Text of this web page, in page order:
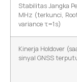
Stabilitas Jangka
MHz (terkunci,
variance τ=1s)
Kinerja Holdover
sinyal GNSS